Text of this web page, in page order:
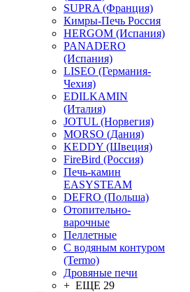
SUPRA (Франция)
Кимры-Печь Россия
HERGOM (Испания)
PANADERO
(Испания)
LISEO (Германия-
Чехия)
EDILKAMIN
(Италия)
JOTUL (Норвегия)
MORSO (Дания)
KEDDY (Швеция)
FireBird (Россия)
Печь-камин
EASYSTEAM
DEFRO (Польша)
Отопительно-
варочные
Пеллетные
С водяным контуром
(Termo)
Дровяные печи
+ ЕЩЕ 29